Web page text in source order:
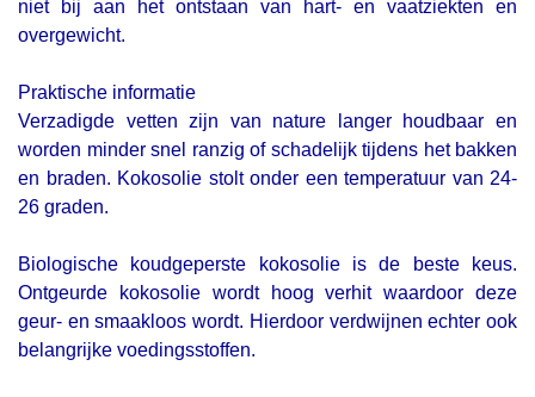
niet bij aan het ontstaan van hart- en vaatziekten en
overgewicht.
Praktische informatie
Verzadigde vetten zijn van nature langer houdbaar en
worden minder snel ranzig of schadelijk tijdens het bakken
en braden. Kokosolie stolt onder een temperatuur van 24-
26 graden.
Biologische koudgeperste kokosolie is de beste keus.
Ontgeurde kokosolie wordt hoog verhit waardoor deze
geur- en smaakloos wordt. Hierdoor verdwijnen echter ook
belangrijke voedingsstoffen.